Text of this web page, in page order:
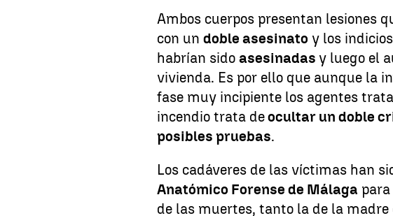
Ambos cuerpos presentan lesiones
con undoble asesinato y los
habrían sidoasesinadas y luego el
vivienda. Es por ello que aunque la
fase muy incipiente los agentes
incendio trata deocultar un doble
posibles pruebas.
Los cadáveres de las víctimas han
Anatómico Forense de Málaga
de las muertes, tanto la de la madre